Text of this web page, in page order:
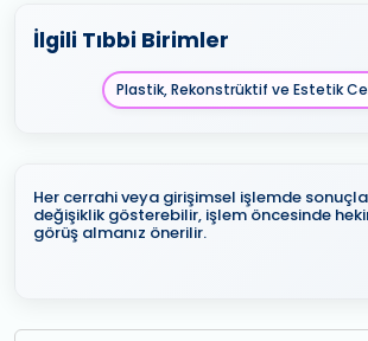
İlgili Tıbbi Birimler
Plastik, Rekonstrüktif ve Estetik
Her cerrahi veya girişimsel işlemde
değişiklik gösterebilir, işlem öncesinde
görüş almanız önerilir.